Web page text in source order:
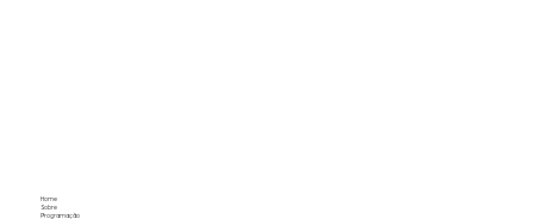
Home
Sobre
Programação